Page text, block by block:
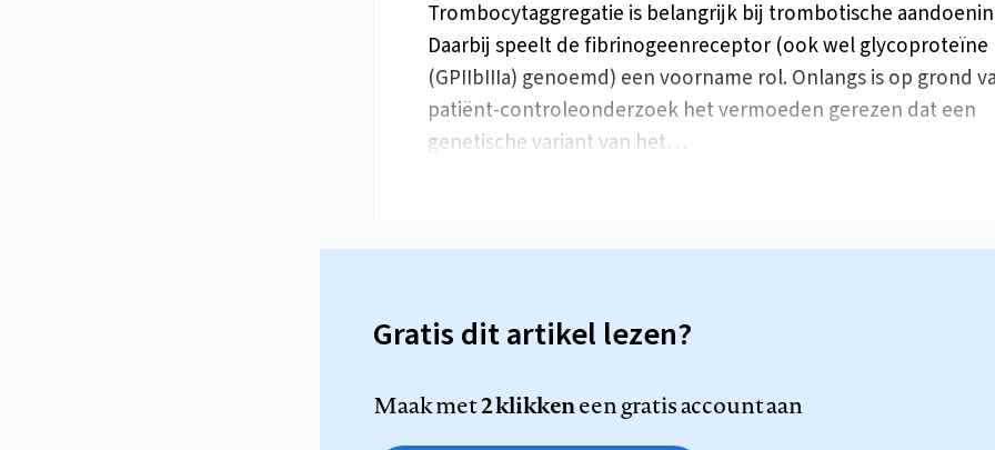
Trombocytaggregatie is belangrijk bij trombotische
Daarbij speelt de fibrinogeenreceptor (ook wel glycoproteïne
(GPIIbIIIa) genoemd) een voorname rol. Onlangs is op grond
patiënt-controleonderzoek het vermoeden gerezen dat een
genetische variant van het…
Gratis dit artikel lezen?
Maak met2 klikkeneen gratis account aan